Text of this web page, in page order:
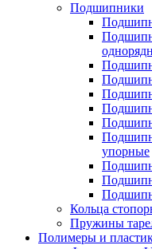
Подшипники
упорные
Кольца
Пружины
Полимеры и